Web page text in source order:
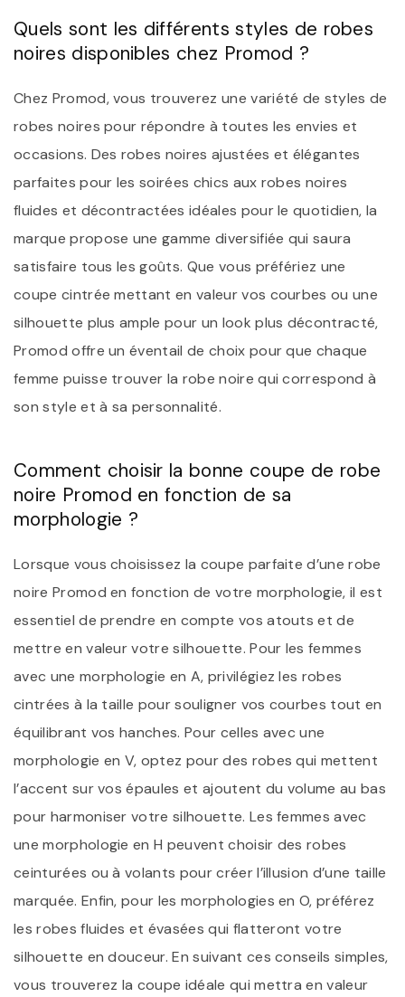
Quels sont les différents styles de robes
noires disponibles chez Promod ?
Chez Promod, vous trouverez une variété de styles de
robes noires pour répondre à toutes les envies et
occasions. Des robes noires ajustées et élégantes
parfaites pour les soirées chics aux robes noires
fluides et décontractées idéales pour le quotidien, la
marque propose une gamme diversifiée qui saura
satisfaire tous les goûts. Que vous préfériez une
coupe cintrée mettant en valeur vos courbes ou une
silhouette plus ample pour un look plus décontracté,
Promod offre un éventail de choix pour que chaque
femme puisse trouver la robe noire qui correspond à
son style et à sa personnalité.
Comment choisir la bonne coupe de robe
noire Promod en fonction de sa
morphologie ?
Lorsque vous choisissez la coupe parfaite d’une robe
noire Promod en fonction de votre morphologie, il est
essentiel de prendre en compte vos atouts et de
mettre en valeur votre silhouette. Pour les femmes
avec une morphologie en A, privilégiez les robes
cintrées à la taille pour souligner vos courbes tout en
équilibrant vos hanches. Pour celles avec une
morphologie en V, optez pour des robes qui mettent
l’accent sur vos épaules et ajoutent du volume au bas
pour harmoniser votre silhouette. Les femmes avec
une morphologie en H peuvent choisir des robes
ceinturées ou à volants pour créer l’illusion d’une taille
marquée. Enfin, pour les morphologies en O, préférez
les robes fluides et évasées qui flatteront votre
silhouette en douceur. En suivant ces conseils simples,
vous trouverez la coupe idéale qui mettra en valeur